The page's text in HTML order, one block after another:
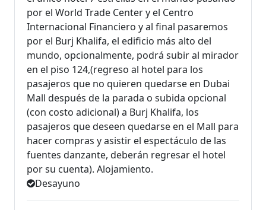
por el World Trade Center y el Centro
Internacional Financiero y al final pasaremos
por el Burj Khalifa, el edificio más alto del
mundo, opcionalmente, podrá subir al mirador
en el piso 124,(regreso al hotel para los
pasajeros que no quieren quedarse en Dubai
Mall después de la parada o subida opcional
(con costo adicional) a Burj Khalifa, los
pasajeros que deseen quedarse en el Mall para
hacer compras y asistir el espectáculo de las
fuentes danzante, deberán regresar el hotel
por su cuenta). Alojamiento.
Desayuno